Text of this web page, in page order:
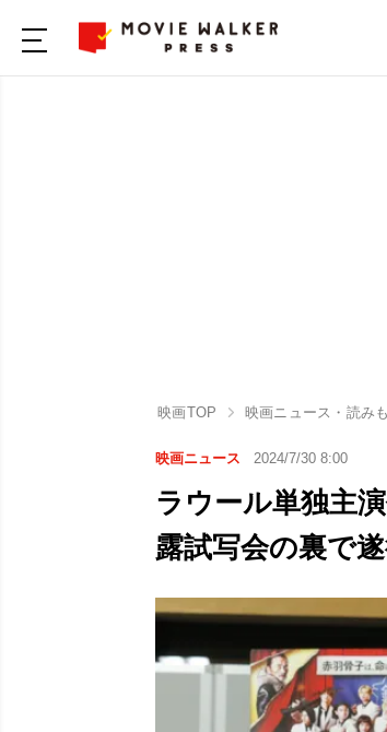
映画TOP 映画ニュース・読み
映画ニュース 2024/7/30 8:00
ラウール単独主
露試写会の裏で